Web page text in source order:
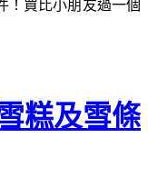
！買比小朋友過一個
糕及雪條